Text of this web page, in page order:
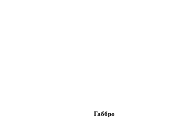
Габбро